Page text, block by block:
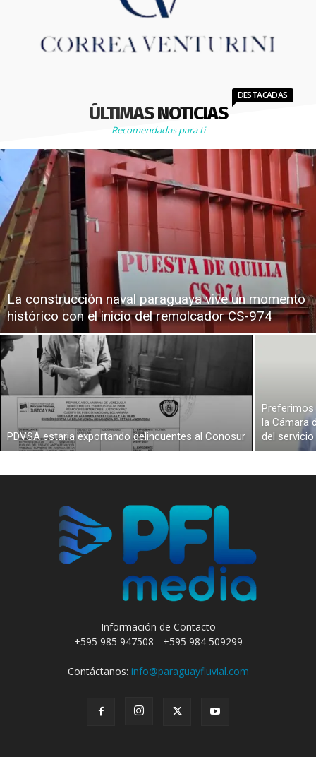
ÚLTIMAS NOTICIAS
DESTACADAS
Recomendadas para ti
La construcción naval paraguaya vive un momento
histórico con el inicio del remolcador CS-974
PDVSA estaria exportando delincuentes al Conosur
Preferimos
la Cámara
del
Información de Contacto
+595 985 947508 - +595 984 509299
Contáctanos: info@paraguayfluvial.com